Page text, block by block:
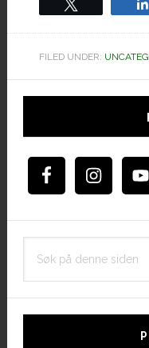
FILED UNDER:
Hoved